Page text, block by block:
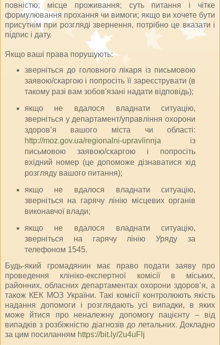
повністю; місце проживання; суть питання і чітке
формулювання прохання чи вимоги; якщо ви хочете бути
присутнім при розгляді звернення, потрібно це вказати і
підпис і дату.
Якщо ваші права порушують:
зверніться до головного лікаря із письмовою
заявою/скаргою і попросіть її зареєструвати (в
такому разі вам зобов'язані надати відповідь);
якщо не вдалося владнати ситуацію,
зверніться у департамент/управління охорони
здоров’я вашого міста чи області:
http://moz.gov.ua/regionalni-upravlinnja із
письмовою заявою/скаргою і попросіть
вхідний номер (це допоможе дізнаватися хід
розгляду вашого питання);
якщо не вдалося владнати ситуацію,
зверніться на гарячу лінію місцевих органів
виконавчої влади;
якщо не вдалося владнати ситуацію,
зверніться на гарячу лінію Уряду за
телефоном 1545.
Будь-який громадянин має право подати заяву про
проведення клініко-експертної комісії в міських,
районних, обласних департаментах охорони здоров’я, а
також КЕК МОЗ України. Такі комісії контролюють якість
надання допомоги і розглядають усі випадки, в яких
може йтися про неналежну допомогу пацієнту – від
випадків з розбіжністю діагнозів до летальних. Докладно
за цим посиланням https://bit.ly/2u4uFlj